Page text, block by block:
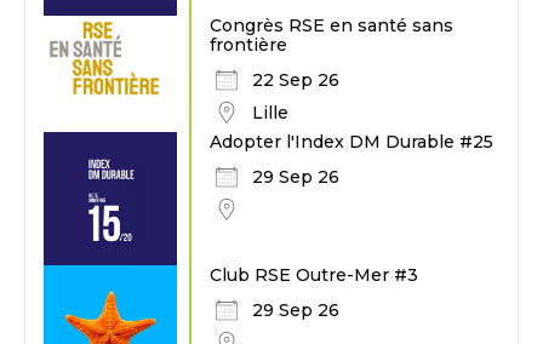
Congrès RSE en santé sans
frontière
22 Sep 26
Lille
Adopter l'Index DM Durable #25
29 Sep 26
Club RSE Outre-Mer #3
29 Sep 26